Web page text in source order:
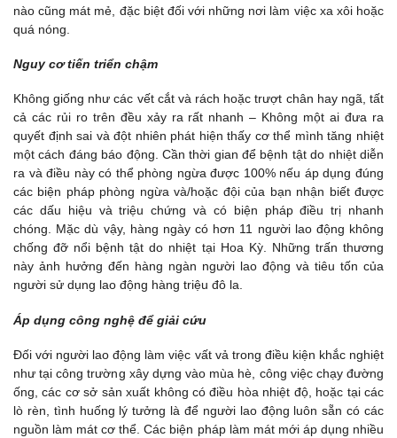
nào cũng mát mẻ, đặc biệt đối với những nơi làm việc xa xôi hoặc
quá nóng.
Nguy cơ tiến triển chậm
Không giống như các vết cắt và rách hoặc trượt chân hay ngã, tất
cả các rủi ro trên đều xảy ra rất nhanh – Không một ai đưa ra
quyết định sai và đột nhiên phát hiện thấy cơ thể mình tăng nhiệt
một cách đáng báo động. Cần thời gian để bệnh tật do nhiệt diễn
ra và điều này có thể phòng ngừa được 100% nếu áp dụng đúng
các biện pháp phòng ngừa và/hoặc đội của bạn nhận biết được
các dấu hiệu và triệu chứng và có biện pháp điều trị nhanh
chóng. Mặc dù vậy, hàng ngày có hơn 11 người lao động không
chống đỡ nổi bệnh tật do nhiệt tại Hoa Kỳ. Những trấn thương
này ảnh hưởng đến hàng ngàn người lao động và tiêu tốn của
người sử dụng lao động hàng triệu đô la.
Áp dụng công nghệ để giải cứu
Đối với người lao động làm việc vất vả trong điều kiện khắc nghiệt
như tại công trường xây dựng vào mùa hè, công việc chạy đường
ống, các cơ sở sản xuất không có điều hòa nhiệt độ, hoặc tại các
lò rèn, tình huống lý tưởng là để người lao động luôn sẵn có các
nguồn làm mát cơ thể. Các biện pháp làm mát mới áp dụng nhiều